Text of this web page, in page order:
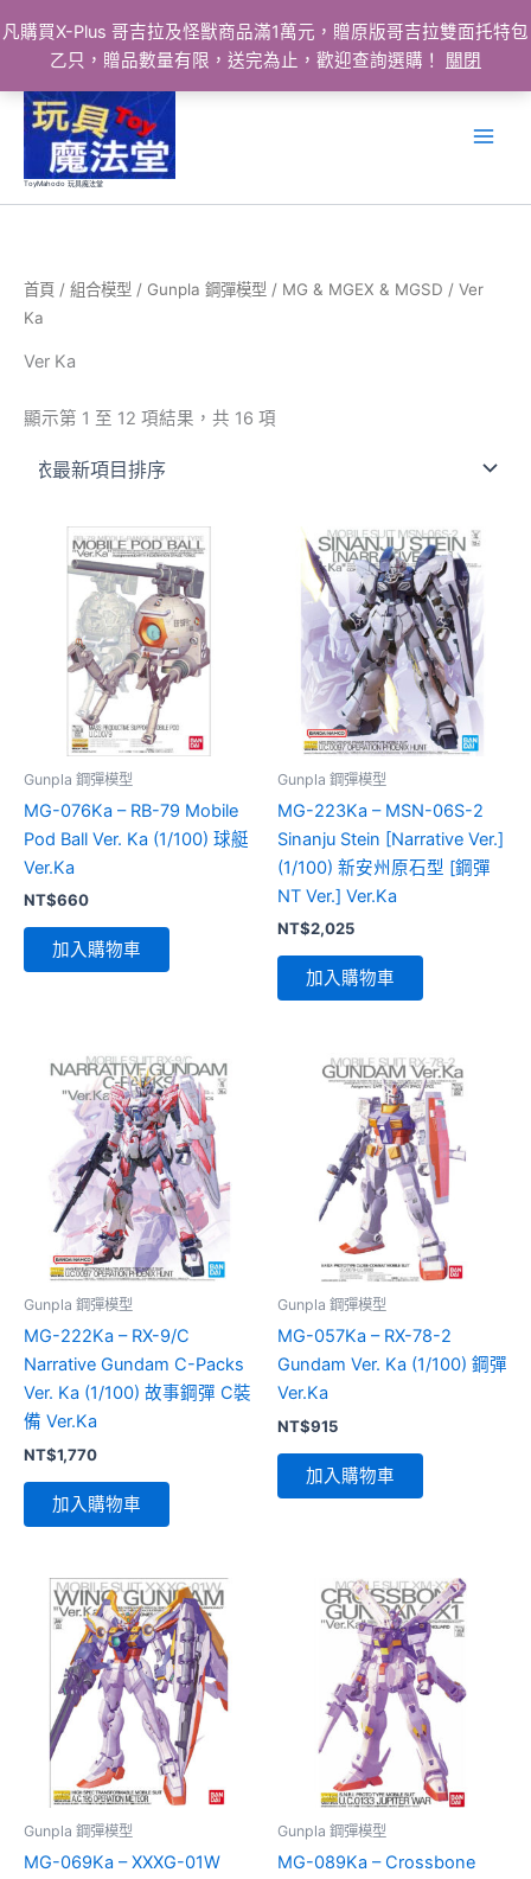
凡購買X-Plus 哥吉拉及怪獸商品滿1萬元，贈原版哥吉拉雙面托特包
乙只，贈品數量有限，送完為止，歡迎查詢選購！
關閉
ToyMahodo 玩具魔法堂
首頁 / 組合模型 / Gunpla 鋼彈模型 / MG & MGEX & MGSD / Ver
Ka
Ver Ka
顯示第 1 至 12 項結果，共 16 項
Gunpla 鋼彈模型
MG-076Ka – RB-79 Mobile
Pod Ball Ver. Ka (1/100) 球艇
Ver.Ka
NT$660
加入購物車
Gunpla 鋼彈模型
MG-223Ka – MSN-06S-2
Sinanju Stein [Narrative Ver.]
(1/100) 新安州原石型 [鋼彈
NT Ver.] Ver.Ka
NT$2,025
加入購物車
Gunpla 鋼彈模型
MG-222Ka – RX-9/C
Narrative Gundam C-Packs
Ver. Ka (1/100) 故事鋼彈 C裝
備 Ver.Ka
NT$1,770
加入購物車
Gunpla 鋼彈模型
MG-057Ka – RX-78-2
Gundam Ver. Ka (1/100) 鋼彈
Ver.Ka
NT$915
加入購物車
Gunpla 鋼彈模型
MG-069Ka – XXXG-01W
Gunpla 鋼彈模型
MG-089Ka – Crossbone